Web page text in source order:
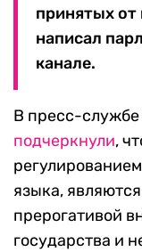
принятых от
написал
канале.
В пресс-службе
подчеркнули,
языка,
прерогативой
государства и